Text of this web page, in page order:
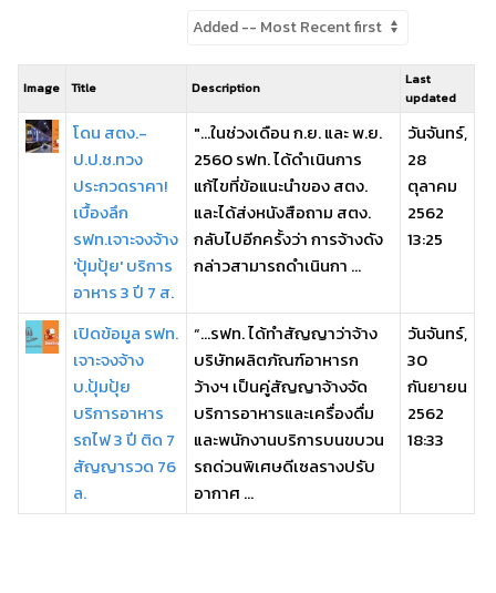
Image Title Description
Last
updated
โดน สตง.-
ป.ป.ช.ทวง
ประกวดราคา!
เบื้องลึก
รฟท.เจาะจงจ้าง
'ปุ้มปุ้ย' บริการ
อาหาร 3 ปี 7 ส.
"...ในช่วงเดือน ก.ย. และ พ.ย.
2560 รฟท. ได้ดำเนินการ
แก้ไขที่ข้อแนะนำของ สตง.
และได้ส่งหนังสือถาม สตง.
กลับไปอีกครั้งว่า การจ้างดัง
กล่าวสามารถดำเนินกา ...
วันจันทร์,
28
ตุลาคม
2562
13:25
เปิดข้อมูล รฟท.
เจาะจงจ้าง
บ.ปุ้มปุ้ย
บริการอาหาร
รถไฟ 3 ปี ติด 7
สัญญารวด 76
ล.
“...รฟท. ได้ทำสัญญาว่าจ้าง
บริษัทผลิตภัณฑ์อาหารก
ว้างฯ เป็นคู่สัญญาจ้างจัด
บริการอาหารและเครื่องดื่ม
และพนักงานบริการบนขบวน
รถด่วนพิเศษดีเซลรางปรับ
อากาศ ...
วันจันทร์,
30
กันยายน
2562
18:33